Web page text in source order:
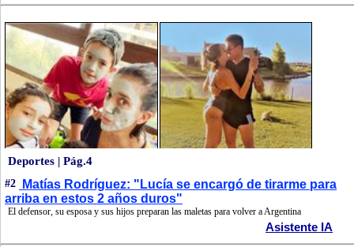
Deportes | Pág.4
#2
Matías Rodríguez: "Lucía se encargó de tirarme para
arriba en estos 2 años duros"
El defensor, su esposa y sus hijos preparan las maletas para volver a Argentina
Asistente IA